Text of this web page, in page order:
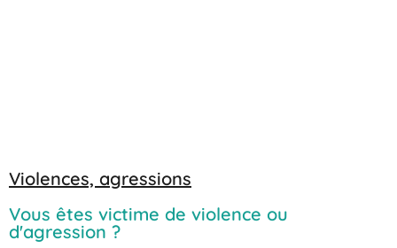
Violences, agressions
Vous êtes victime de violence ou
d'agression ?